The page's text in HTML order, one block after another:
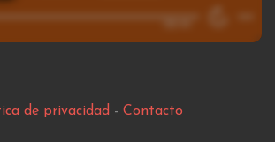
de privacidad - Contacto